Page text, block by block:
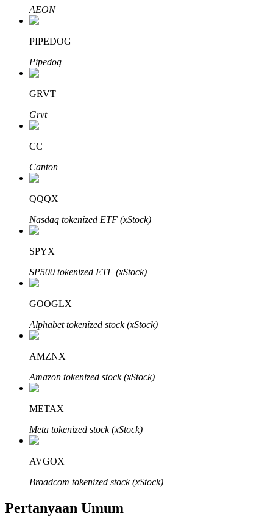
Raih keuntungan jangka panjang dan kepentingan fleksibel
Pelajari Staking
Pelajari tentang mendapatkan penghasilan pasif
AEON
PIPEDOG
Pipedog
GRVT
Grvt
CC
Canton
QQQX
Nasdaq tokenized ETF (xStock)
SPYX
SP500 tokenized ETF (xStock)
GOOGLX
Alphabet tokenized stock (xStock)
AMZNX
Amazon tokenized stock (xStock)
METAX
Meta tokenized stock (xStock)
AVGOX
Broadcom tokenized stock (xStock)
Pertanyaan Umum